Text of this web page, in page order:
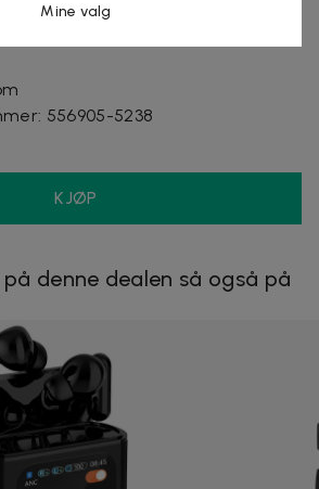
: 556905-5238
KJØP
denne dealen så også på
Mine valg